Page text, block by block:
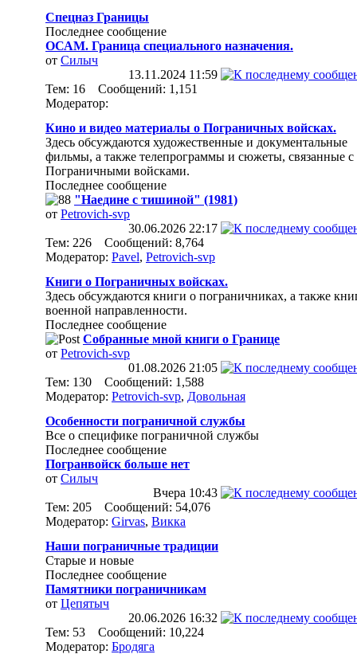
Спецназ Границы
Последнее сообщение
ОСАМ. Граница специального назначения.
от Силыч
13.11.2024 11:59
Тем: 16 Сообщений: 1,151
Модератор:
Кино и видео материалы о Пограничных войсках.
Здесь обсуждаются художественные и документальные
фильмы, а также телепрограммы и сюжеты, связанные с
Пограничными войсками.
Последнее сообщение
"Наедине с тишиной" (1981)
от Petrovich-svp
30.06.2026 22:17
Тем: 226 Сообщений: 8,764
Модератор: Pavel, Petrovich-svp
Книги о Пограничных войсках.
Здесь обсуждаются книги о пограничниках, а также
военной направленности.
Последнее сообщение
Собранные мной книги о Границе
от Petrovich-svp
01.08.2026 21:05
Тем: 130 Сообщений: 1,588
Модератор: Petrovich-svp, Довольная
Особенности пограничной службы
Все о специфике пограничной службы
Последнее сообщение
Погранвойск больше нет
от Силыч
Вчера 10:43
Тем: 205 Сообщений: 54,076
Модератор: Girvas, Викка
Наши пограничные традиции
Старые и новые
Последнее сообщение
Памятники пограничникам
от Цепятыч
20.06.2026 16:32
Тем: 53 Сообщений: 10,224
Модератор: Бродяга